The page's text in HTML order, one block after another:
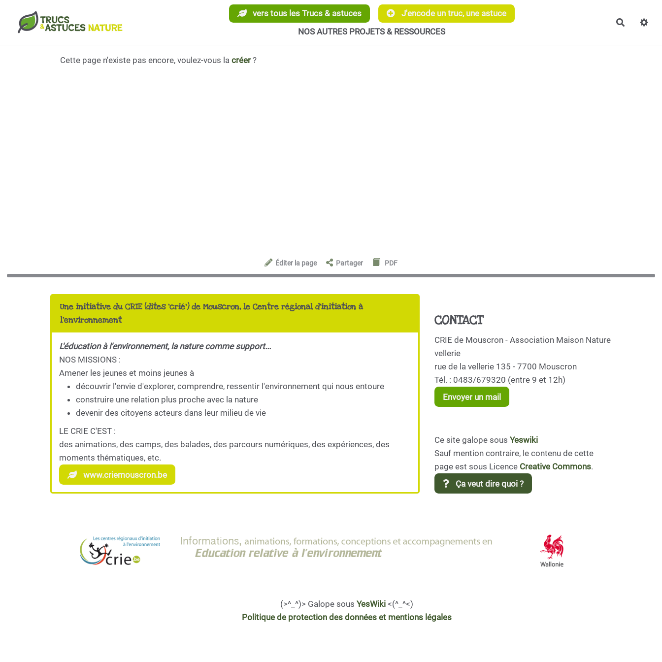
Aller au contenu principal vers tous les Trucs & astuces
J'encode un truc, une astuce
NOS AUTRES PROJETS & RESSOURCES
Cette page n'existe pas encore, voulez-vous la créer?
Éditer la page Partager PDF
Une initiative du CRIE (dites 'crié') de Mouscron, le Centre régional d'initiation à
l'environnement
L'éducation à l'environnement, la nature comme support...
NOS MISSIONS :
Amener les jeunes et moins jeunes à
découvrir l'envie d'explorer, comprendre, ressentir l'environnement qui nous entoure
construire une relation plus proche avec la nature
devenir des citoyens acteurs dans leur milieu de vie
LE CRIE C'EST :
des animations, des camps, des balades, des parcours numériques, des expériences, des
moments thématiques, etc.
www.criemouscron.be
CONTACT
CRIE de Mouscron - Association Maison Nature
vellerie
rue de la vellerie 135 - 7700 Mouscron
Tél. : 0483/679320 (entre 9 et 12h)
Envoyer un mail
Ce site galope sous Yeswiki
Sauf mention contraire, le contenu de cette
page est sous Licence Creative Commons.
Ça veut dire quoi ?
(>^_^)> Galope sous YesWiki <(^_^<)
Politique de protection des données et mentions légales